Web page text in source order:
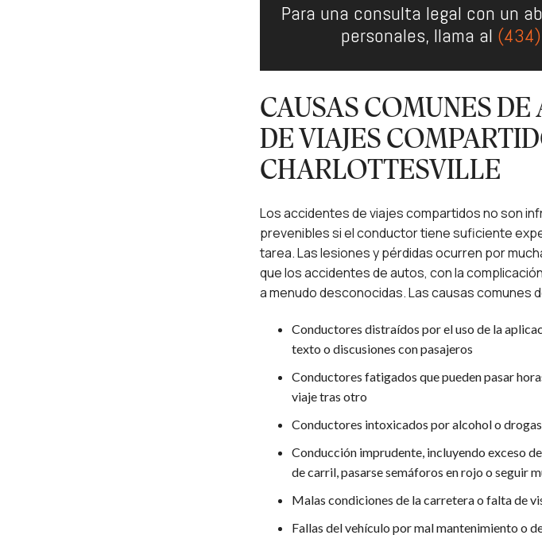
Para una consulta legal con un
personales, llama al
CAUSAS COMUNES DE
DE VIAJES
CHARLOTTESVILLE
Los accidentes de viajes compartidos no son
prevenibles si el conductor tiene suficiente
tarea. Las lesiones y pérdidas ocurren por
que los accidentes de autos, con la
a menudo desconocidas. Las causas comunes
Conductores distraídos por el uso de la
texto o discusiones con pasajeros
Conductores fatigados que pueden pasar
viaje tras otro
Conductores intoxicados por alcohol o drogas
Conducción imprudente, incluyendo exceso
de carril, pasarse semáforos en rojo o seguir
Malas condiciones de la carretera o falta de
Fallas del vehículo por mal mantenimiento o